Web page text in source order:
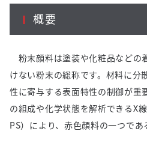
概要
粉末顔料は塗装や化粧品などの
けない粉末の総称です。材料に分
性に寄与する表面特性の制御が重
の組成や化学状態を解析できるX
PS）により、赤色顔料の一つであ